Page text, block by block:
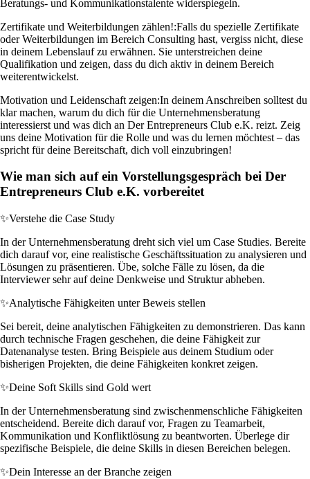
Beratungs- und Kommunikationstalente widerspiegeln.
Zertifikate und Weiterbildungen zählen!:Falls du spezielle Zertifikate
oder Weiterbildungen im Bereich Consulting hast, vergiss nicht, diese
in deinem Lebenslauf zu erwähnen. Sie unterstreichen deine
Qualifikation und zeigen, dass du dich aktiv in deinem Bereich
weiterentwickelst.
Motivation und Leidenschaft zeigen:In deinem Anschreiben solltest du
klar machen, warum du dich für die Unternehmensberatung
interessierst und was dich an Der Entrepreneurs Club e.K. reizt. Zeig
uns deine Motivation für die Rolle und was du lernen möchtest – das
spricht für deine Bereitschaft, dich voll einzubringen!
Wie man sich auf ein Vorstellungsgespräch bei Der
Entrepreneurs Club e.K. vorbereitet
✨Verstehe die Case Study
In der Unternehmensberatung dreht sich viel um Case Studies. Bereite
dich darauf vor, eine realistische Geschäftssituation zu analysieren und
Lösungen zu präsentieren. Übe, solche Fälle zu lösen, da die
Interviewer sehr auf deine Denkweise und Struktur abheben.
✨Analytische Fähigkeiten unter Beweis stellen
Sei bereit, deine analytischen Fähigkeiten zu demonstrieren. Das kann
durch technische Fragen geschehen, die deine Fähigkeit zur
Datenanalyse testen. Bring Beispiele aus deinem Studium oder
bisherigen Projekten, die deine Fähigkeiten konkret zeigen.
✨Deine Soft Skills sind Gold wert
In der Unternehmensberatung sind zwischenmenschliche Fähigkeiten
entscheidend. Bereite dich darauf vor, Fragen zu Teamarbeit,
Kommunikation und Konfliktlösung zu beantworten. Überlege dir
spezifische Beispiele, die deine Skills in diesen Bereichen belegen.
✨Dein Interesse an der Branche zeigen